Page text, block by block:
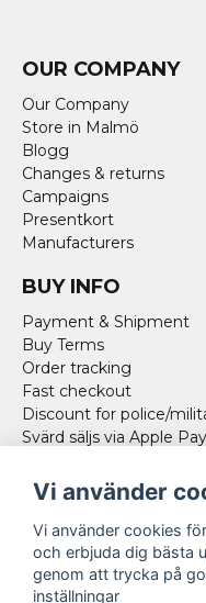
OUR COMPANY
Our Company
Store in Malmö
Blogg
Changes & returns
Campaigns
Presentkort
Manufacturers
BUY INFO
Payment & Shipment
Buy Terms
Order tracking
Fast checkout
Discount for police/
Svärd säljs via Apple
Norweigan customers
Cookies
FOLLOW US
Facebook
Vi använder
Vi använder cookies
och erbjuda dig bästa
genom att trycka på
inställningar